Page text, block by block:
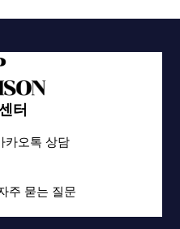
터
카오톡 상담
주 묻는 질문